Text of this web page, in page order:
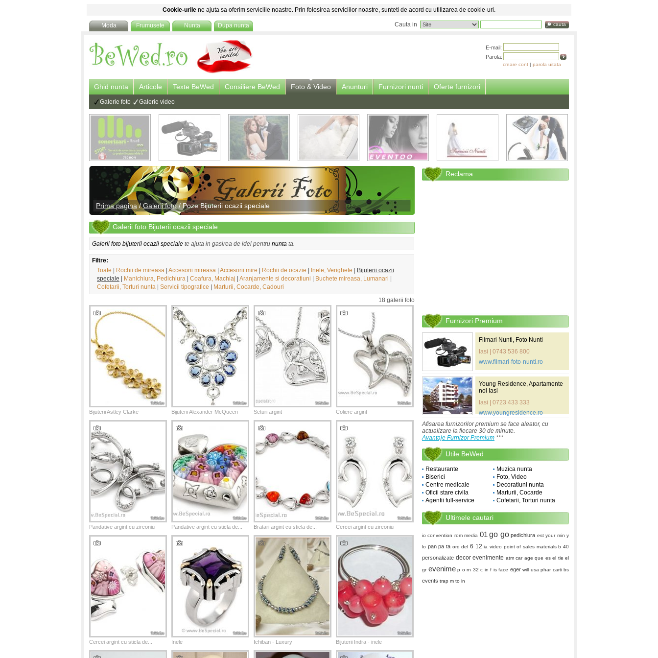
Cookie-urile ne ajuta sa oferim serviciile noastre. Prin folosirea serviciilor noastre, sunteti de acord cu utilizarea de cookie-uri.
Moda Frumusete Nunta Dupa nunta Cauta in cauta
E-mail:
Parola:
creare cont | parola uitata
Ghid nunta Articole Texte BeWed Consiliere BeWed Foto & Video Anunturi Furnizori nunti Oferte furnizori
Galerie foto Galerie video
Prima pagina /Galerii foto/Poze Bijuterii ocazii speciale
Galerii foto Bijuterii ocazii speciale
Galerii foto bijuterii ocazii speciale te ajuta in gasirea de idei pentru nunta ta.
Filtre:
Toate
Rochii de mireasa Accesorii mireasa Accesorii mire Rochii de ocazie Inele, Verighete
Bijuterii ocazii
speciale
Manichiura, Pedichiura Coafura, Machiaj Aranjamente si decoratiuni Buchete mireasa, Lumanari
Cofetarii, Torturi nunta
Servicii tipografice
Marturii, Cocarde, Cadouri
18 galerii foto
Bijuterii Astley Clarke Bijuterii Alexander McQueen Seturi argint Coliere argint
Pandative argint cu zirconiu Pandative argint cu sticla de... Bratari argint cu sticla de... Cercei argint cu zirconiu
Cercei argint cu sticla de... Inele Ichiban - Luxury Bijuterii Indra - inele
Reclama
Furnizori Premium
Filmari Nunti, Foto Nunti
Iasi | 0743 536 800
www.filmari-foto-nunti.ro
Young Residence, Apartamente
noi Iasi
Iasi | 0723 433 333
www.youngresidence.ro
Afisarea furnizorilor premium se face aleator, cu
actualizare la fiecare 30 de minute.
Avantaje Furnizor Premium ***
Utile BeWed
Restaurante
Biserici
Centre medicale
Oficii stare civila
Agentii full-service
Muzica nunta
Foto, Video
Decoratiuni nunta
Marturii, Cocarde
Cofetarii, Torturi nunta
Ultimele cautari
io convention rom media 01 go go pedichiura est your min y
lo pan pa ta ord del 6 12 ia video point of sales materials b 40
personalizate decor evenimente atm car age que es el tie el
gr evenime p o rn 32 c in f is face eger will usa phar carti bs
events trap m to in